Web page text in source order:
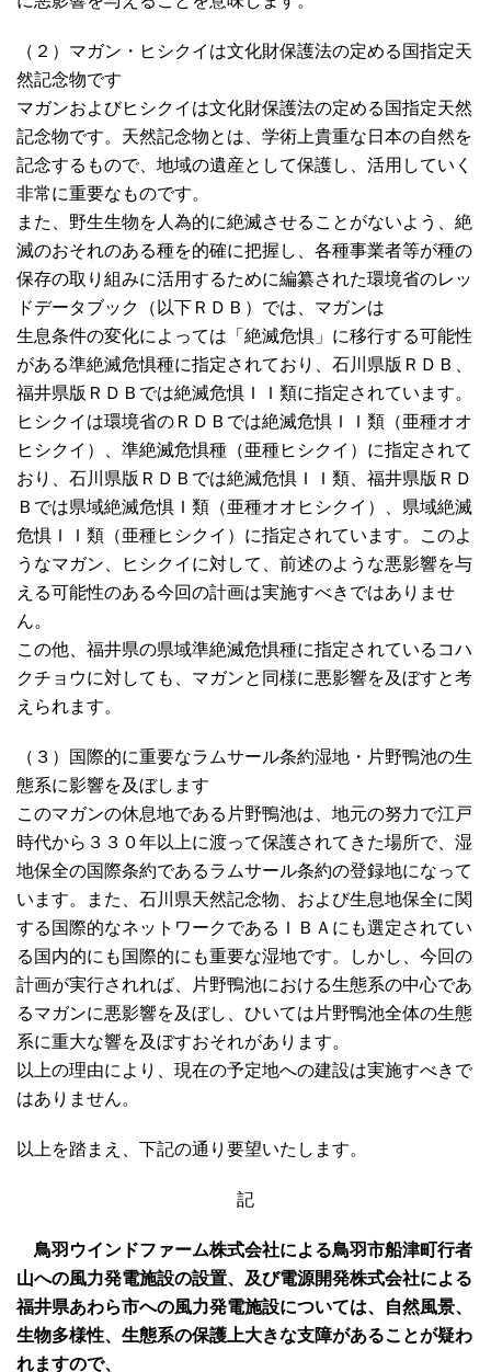
（２）マガン・ヒシクイは文化財保護法の定める国指定天
然記念物です
マガンおよびヒシクイは文化財保護法の定める国指定天然
記念物です。天然記念物とは、学術上貴重な日本の自然を
記念するもので、地域の遺産として保護し、活用していく
非常に重要なものです。
また、野生生物を人為的に絶滅させることがないよう、絶
滅のおそれのある種を的確に把握し、各種事業者等が種の
保存の取り組みに活用するために編纂された環境省のレッ
ドデータブック（以下ＲＤＢ）では、マガンは
生息条件の変化によっては「絶滅危惧」に移行する可能性
がある準絶滅危惧種に指定されており、石川県版ＲＤＢ、
福井県版ＲＤＢでは絶滅危惧ＩＩ類に指定されています。
ヒシクイは環境省のＲＤＢでは絶滅危惧ＩＩ類（亜種オオ
ヒシクイ）、準絶滅危惧種（亜種ヒシクイ）に指定されて
おり、石川県版ＲＤＢでは絶滅危惧ＩＩ類、福井県版ＲＤ
Ｂでは県域絶滅危惧Ｉ類（亜種オオヒシクイ）、県域絶滅
危惧ＩＩ類（亜種ヒシクイ）に指定されています。このよ
うなマガン、ヒシクイに対して、前述のような悪影響を与
える可能性のある今回の計画は実施すべきではありませ
ん。
この他、福井県の県域準絶滅危惧種に指定されているコハ
クチョウに対しても、マガンと同様に悪影響を及ぼすと考
えられます。
（３）国際的に重要なラムサール条約湿地・片野鴨池の生
態系に影響を及ぼします
このマガンの休息地である片野鴨池は、地元の努力で江戸
時代から３３０年以上に渡って保護されてきた場所で、湿
地保全の国際条約であるラムサール条約の登録地になって
います。また、石川県天然記念物、および生息地保全に関
する国際的なネットワークであるＩＢＡにも選定されてい
る国内的にも国際的にも重要な湿地です。しかし、今回の
計画が実行されれば、片野鴨池における生態系の中心であ
るマガンに悪影響を及ぼし、ひいては片野鴨池全体の生態
系に重大な響を及ぼすおそれがあります。
以上の理由により、現在の予定地への建設は実施すべきで
はありません。
以上を踏まえ、下記の通り要望いたします。
記
鳥羽ウインドファーム株式会社による鳥羽市船津町行者
山への風力発電施設の設置、及び電源開発株式会社による
福井県あわら市への風力発電施設については、自然風景、
生物多様性、生態系の保護上大きな支障があることが疑わ
れますので、